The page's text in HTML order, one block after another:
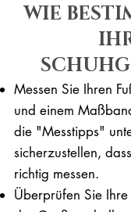
WIE
Messen Sie Ihren
und einem
die "Messtipps"
sicherzustellen,
richtig messen. ​​
Überprüfen Sie